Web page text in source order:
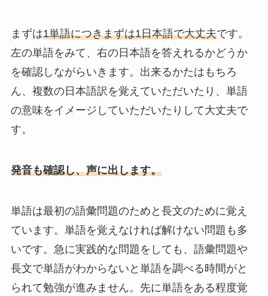
まずは1単語につきまずは1日本語で大丈夫です。
左の単語をみて、右の日本語を答えれるかどうか
を確認しながらいきます。出来るかたはもちろ
ん、複数の日本語訳を覚えていただいたり、単語
の意味をイメージしていただいたりして大丈夫で
す。
発音も確認し、声に出します。
単語は最初の語彙問題のためと長文のために覚え
ています。単語を覚えなければ解けない問題も多
いです。急に実践的な問題をしても、語彙問題や
長文で単語がわからないと単語を調べる時間がと
られて勉強が進みません。先に単語をある程度覚